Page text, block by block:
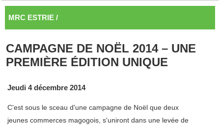
MRC ESTRIE /
CAMPAGNE DE NOËL 2014 – UNE
PREMIÈRE ÉDITION UNIQUE
Jeudi 4 décembre 2014
C'est sous le sceau d'une campagne de Noël que deux
jeunes commerces magogois, s'uniront dans une levée de